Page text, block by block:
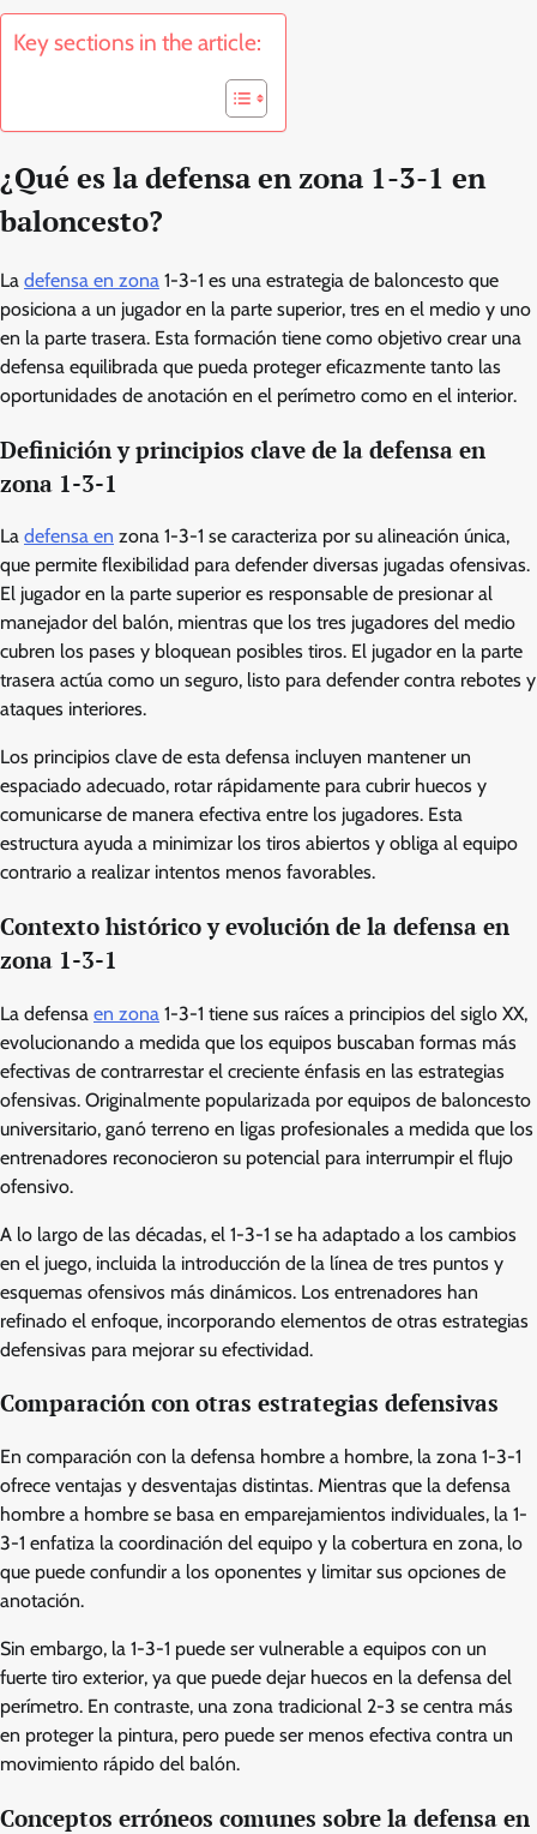
Key sections in the article:
¿Qué es la defensa en zona 1-3-1 en
baloncesto?
La defensa en zona 1-3-1 es una estrategia de baloncesto que
posiciona a un jugador en la parte superior, tres en el medio y uno
en la parte trasera. Esta formación tiene como objetivo crear una
defensa equilibrada que pueda proteger eficazmente tanto las
oportunidades de anotación en el perímetro como en el interior.
Definición y principios clave de la defensa en
zona 1-3-1
La defensa en zona 1-3-1 se caracteriza por su alineación única,
que permite flexibilidad para defender diversas jugadas ofensivas.
El jugador en la parte superior es responsable de presionar al
manejador del balón, mientras que los tres jugadores del medio
cubren los pases y bloquean posibles tiros. El jugador en la parte
trasera actúa como un seguro, listo para defender contra rebotes y
ataques interiores.
Los principios clave de esta defensa incluyen mantener un
espaciado adecuado, rotar rápidamente para cubrir huecos y
comunicarse de manera efectiva entre los jugadores. Esta
estructura ayuda a minimizar los tiros abiertos y obliga al equipo
contrario a realizar intentos menos favorables.
Contexto histórico y evolución de la defensa en
zona 1-3-1
La defensa en zona 1-3-1 tiene sus raíces a principios del siglo XX,
evolucionando a medida que los equipos buscaban formas más
efectivas de contrarrestar el creciente énfasis en las estrategias
ofensivas. Originalmente popularizada por equipos de baloncesto
universitario, ganó terreno en ligas profesionales a medida que los
entrenadores reconocieron su potencial para interrumpir el flujo
ofensivo.
A lo largo de las décadas, el 1-3-1 se ha adaptado a los cambios
en el juego, incluida la introducción de la línea de tres puntos y
esquemas ofensivos más dinámicos. Los entrenadores han
refinado el enfoque, incorporando elementos de otras estrategias
defensivas para mejorar su efectividad.
Comparación con otras estrategias defensivas
En comparación con la defensa hombre a hombre, la zona 1-3-1
ofrece ventajas y desventajas distintas. Mientras que la defensa
hombre a hombre se basa en emparejamientos individuales, la 1-
3-1 enfatiza la coordinación del equipo y la cobertura en zona, lo
que puede confundir a los oponentes y limitar sus opciones de
anotación.
Sin embargo, la 1-3-1 puede ser vulnerable a equipos con un
fuerte tiro exterior, ya que puede dejar huecos en la defensa del
perímetro. En contraste, una zona tradicional 2-3 se centra más
en proteger la pintura, pero puede ser menos efectiva contra un
movimiento rápido del balón.
Conceptos erróneos comunes sobre la defensa en